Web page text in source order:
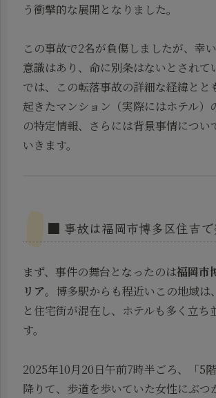
う衝撃的な展開となりました。
この事故で2名が負傷しましたが、幸
意識はあり、命に別条はないとされて
では、この転落事故の詳細な経緯とと
起きたマンション（実際にはホテル）
の特定情報、さらには背景事情につい
いきます。
■ 事故は福岡市博多区住吉で
まず、事件の舞台となったのは福岡市
リア。博多駅からも程近いこの地域は
と住宅街が混在し、ホテルも多く立ち
す。
2025年10月20日午前7時半ごろ、「5
降りて、歩道を歩いていた女性にぶつ